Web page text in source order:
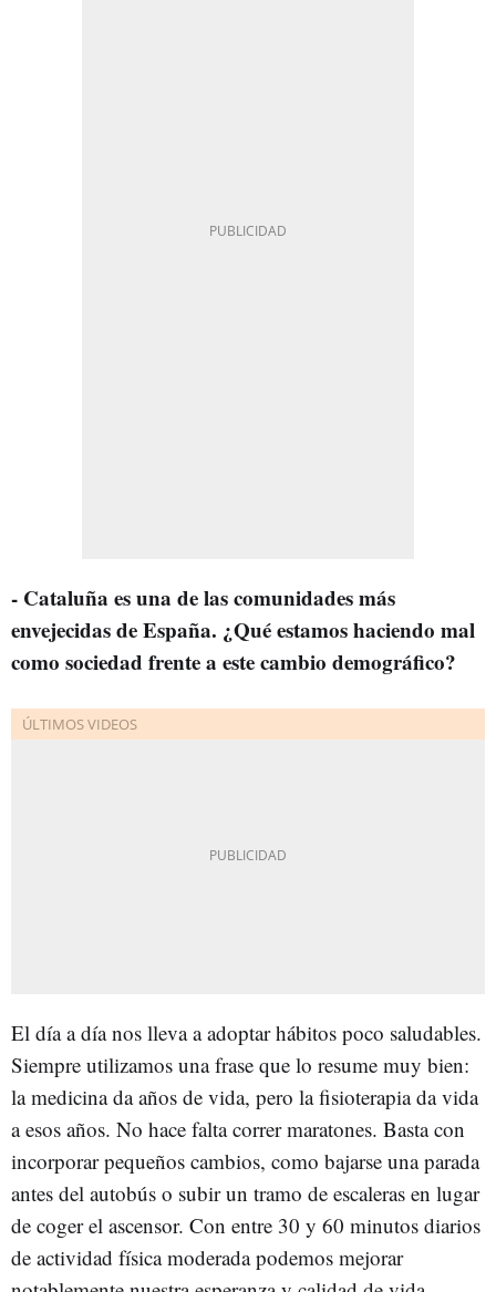
- Cataluña es una de las comunidades más
envejecidas de España. ¿Qué estamos haciendo mal
como sociedad frente a este cambio demográfico?
El día a día nos lleva a adoptar hábitos poco saludables.
Siempre utilizamos una frase que lo resume muy bien:
la medicina da años de vida, pero la fisioterapia da vida
a esos años. No hace falta correr maratones. Basta con
incorporar pequeños cambios, como bajarse una parada
antes del autobús o subir un tramo de escaleras en lugar
de coger el ascensor. Con entre 30 y 60 minutos diarios
de actividad física moderada podemos mejorar